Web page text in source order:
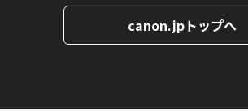
canon.jpトップへ